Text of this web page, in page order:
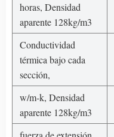
horas, Densidad
aparente 128kg/m3
Conductividad
térmica bajo cada
sección,
w/m-k, Densidad
aparente 128kg/m3